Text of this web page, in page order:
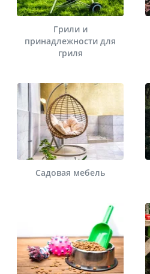
Грили и
принадлежности для
гриля
Садовая мебель